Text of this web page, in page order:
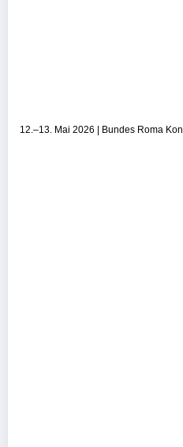
12.–13. Mai 2026 | Bundes Roma